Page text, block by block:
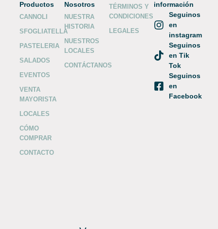
Productos
CANNOLI
SFOGLIATELLA
PASTELERIA
SALADOS
EVENTOS
VENTA
MAYORISTA
LOCALES
CÓMO
COMPRAR
CONTACTO
Nosotros
NUESTRA
HISTORIA
NUESTROS
LOCALES
CONTÁCTANOS
TÉRMINOS Y
CONDICIONES
LEGALES
información
Seguinos
en
instagram
Seguinos
en Tik
Tok
Seguinos
en
Facebook